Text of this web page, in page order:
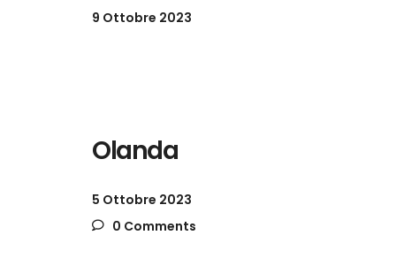
9 Ottobre 2023
Olanda
5 Ottobre 2023
0 Comments